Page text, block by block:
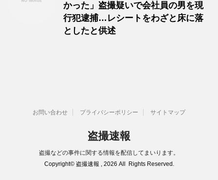
かった」盗撮疑いで会社員の男を現
行犯逮捕…レシートをわざと床に落
としたと供述
お問い合わせ プライバシーポリシー サイトマップ
盗撮速報
盗撮などの事件に関する情報を配信してまいります。
Copyright© 盗撮速報 , 2026 All Rights Reserved.